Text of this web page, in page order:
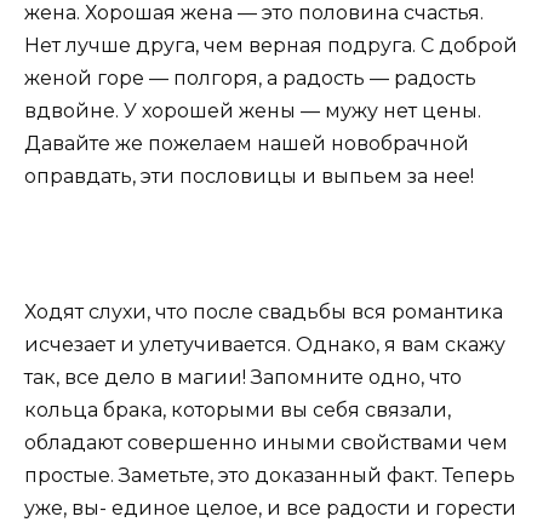
жена. Хорошая жена — это половина счастья.
Нет лучше друга, чем верная подруга. С доброй
женой горе — полгоря, а радость — радость
вдвойне. У хорошей жены — мужу нет цены.
Давайте же пожелаем нашей новобрачной
оправдать, эти пословицы и выпьем за нее!
Ходят слухи, что после свадьбы вся романтика
исчезает и улетучивается. Однако, я вам скажу
так, все дело в магии! Запомните одно, что
кольца брака, которыми вы себя связали,
обладают совершенно иными свойствами чем
простые. Заметьте, это доказанный факт. Теперь
уже, вы- единое целое, и все радости и горести